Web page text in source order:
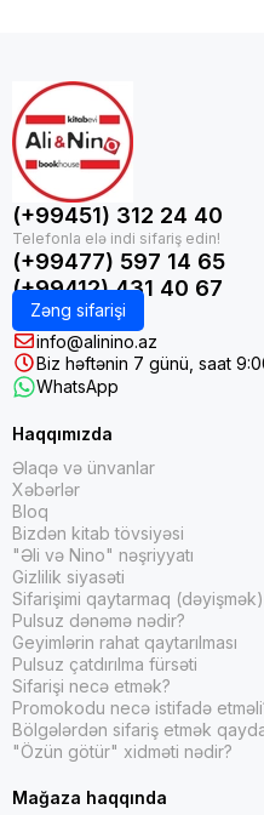
(+99451) 312 24 40
(+99477) 597 14 65
(+99412) 431 40 67
Zəng sifarişi
info@alinino.az
Biz həftənin 7 günü, saat
WhatsApp
Haqqımızda
Əlaqə və ünvanlar
Xəbərlər
Bloq
Bizdən kitab tövsiyəsi
"Əli və Nino" nəşriyyatı
Gizlilik siyasəti
Sifarişimi qaytarmaq
Pulsuz dənəmə nədir?
Geyimlərin rahat qaytarılması
Pulsuz çatdırılma fürsəti
Sifarişi necə etmək?
Promokodu necə istifadə
Bölgələrdən sifariş etmək
"Özün götür" xidməti nədir?
Mağaza haqqında